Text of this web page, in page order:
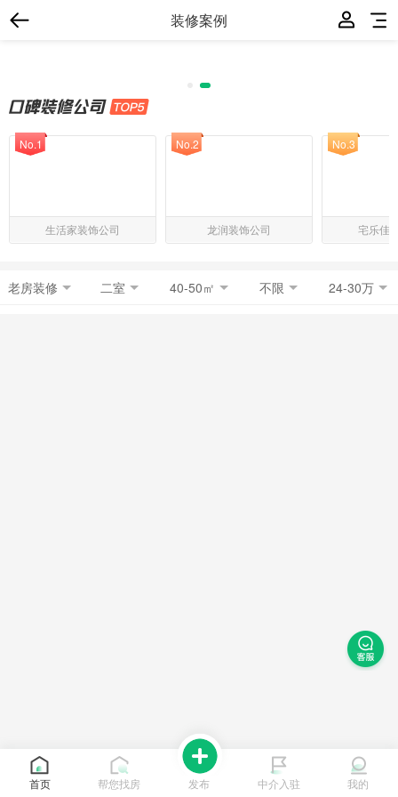
装修案例
生活家装饰公司
No.1
龙润装饰公司
No.2
宅乐佳
No.3
老房装修 二室 40-50㎡ 不限 24-30万
首页 帮您找房 发布 中介入驻 我的